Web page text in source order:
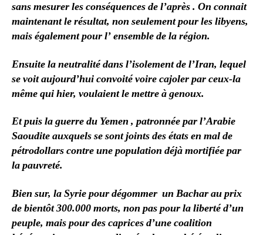
sans mesurer les conséquences de l’après . On connait
maintenant le résultat, non seulement pour les libyens,
mais également pour l’ ensemble de la région.
Ensuite la neutralité dans l’isolement de l’Iran, lequel
se voit aujourd’hui convoité voire cajoler par ceux-la
même qui hier, voulaient le mettre à genoux.
Et puis la guerre du Yemen , patronnée par l’Arabie
Saoudite auxquels se sont joints des états en mal de
pétrodollars contre une population déjà mortifiée par
la pauvreté.
Bien sur, la Syrie pour dégommer un Bachar au prix
de bientôt 300.000 morts, non pas pour la liberté d’un
peuple, mais pour des caprices d’une coalition